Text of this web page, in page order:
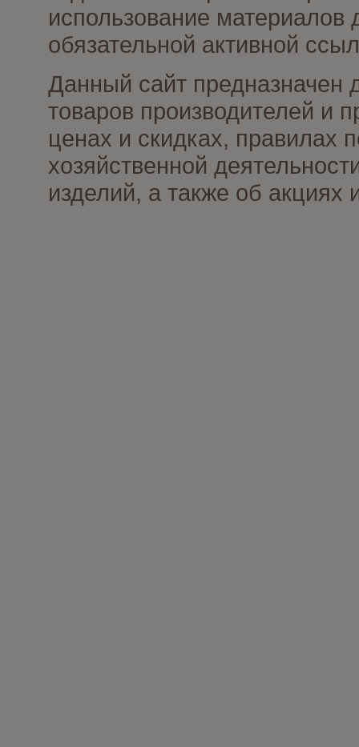
использование материалов
обязательной активной
Данный сайт предназначен
товаров производителей и
ценах и скидках, правилах
хозяйственной
изделий, а также об